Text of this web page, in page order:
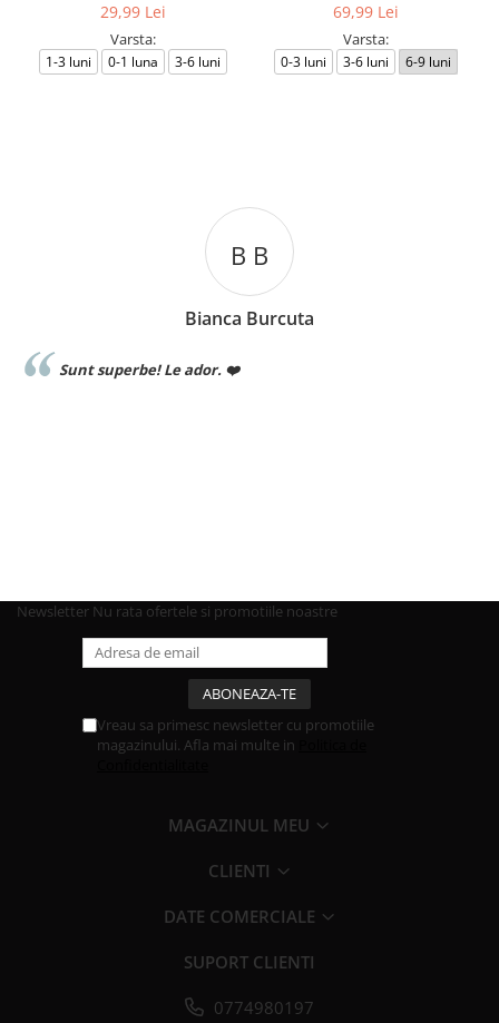
29,99 Lei
Varsta:
1-3 luni 0-1 luna 3-6 luni
69,99 Lei
Varsta:
0-3 luni 3-6 luni 6-9 luni
B B
Bianca Burcuta
Sunt superbe! Le ador. ❤️
Newsletter Nu rata ofertele si promotiile noastre
Vreau sa primesc newsletter cu promotiile
magazinului. Afla mai multe in
MAGAZINUL MEU
CLIENTI
DATE COMERCIALE
SUPORT CLIENTI
0774980197